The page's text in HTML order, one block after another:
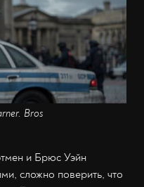
Bros
и Брюс Уэйн
сложно поверить, что